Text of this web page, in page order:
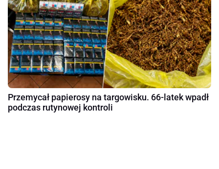
Przemycał papierosy na targowisku. 66-latek wpadł
podczas rutynowej kontroli